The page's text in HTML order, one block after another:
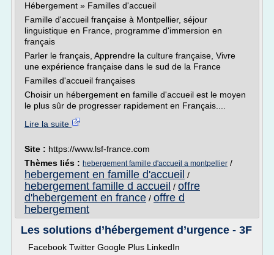
Hébergement » Familles d'accueil
Famille d'accueil française à Montpellier, séjour
linguistique en France, programme d'immersion en
français
Parler le français, Apprendre la culture française, Vivre
une expérience française dans le sud de la France
Familles d'accueil françaises
Choisir un hébergement en famille d'accueil est le moyen
le plus sûr de progresser rapidement en Français....
Lire la suite
Site : https://www.lsf-france.com
Thèmes liés : hebergement famille d'accueil a montpellier /
hebergement en famille d'accueil /
hebergement famille d accueil / offre
d'hebergement en france / offre d
hebergement
Les solutions d’hébergement d’urgence - 3F
Facebook Twitter Google Plus LinkedIn